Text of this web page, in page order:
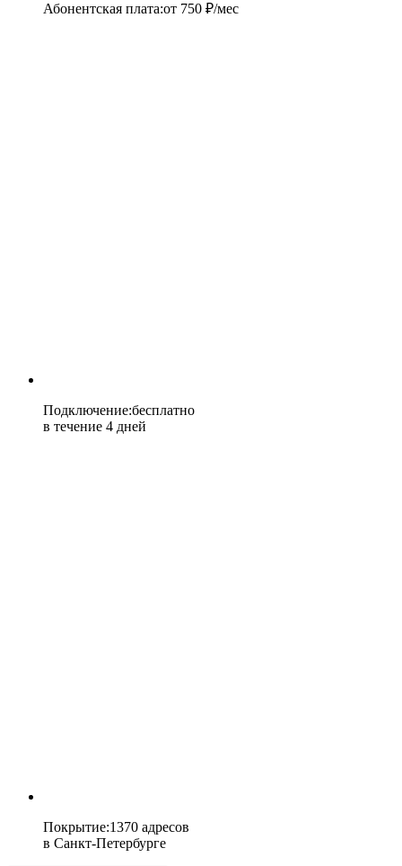
Абонентская плата:от 750 ₽/мес
Подключение:бесплатно
в течение 4 дней
Покрытие:1370 адресов
в Санкт-Петербурге